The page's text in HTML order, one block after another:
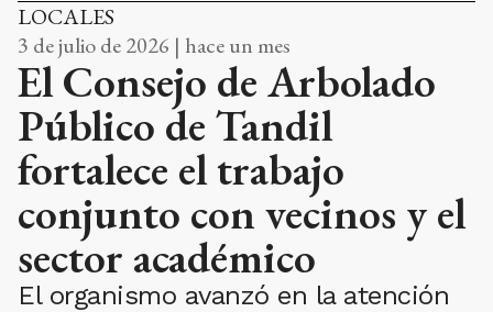
LOCALES
3 de julio de 2026 | hace un mes
El Consejo de Arbolado
Público de Tandil
fortalece el trabajo
conjunto con vecinos y el
sector académico
El organismo avanzó en la atención